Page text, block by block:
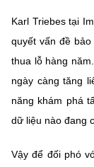
Karl Triebes tại
quyết vấn đề
thua lỗ hàng
ngày càng tăng
năng khám phá
dữ liệu nào đang
Vậy để đối phó